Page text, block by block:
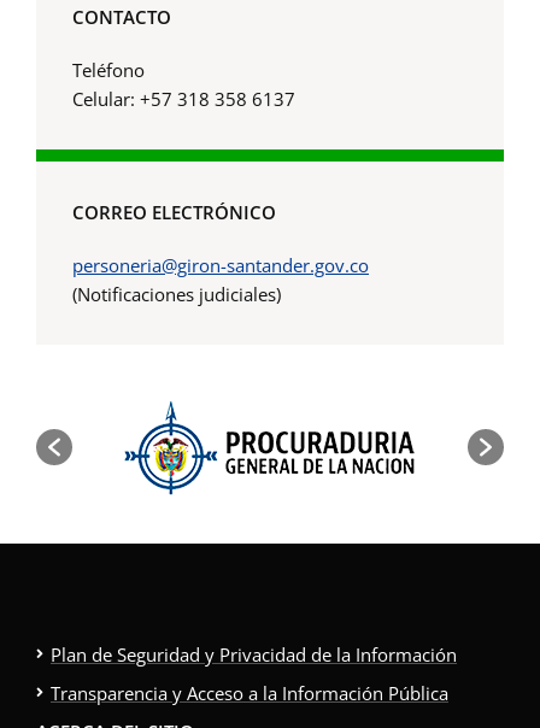
CONTACTO
Teléfono
Celular: +57 318 358 6137
CORREO ELECTRÓNICO
personeria@giron-santander.gov.co
(Notificaciones judiciales)
Plan de Seguridad y Privacidad de la Información
Transparencia y Acceso a la Información Pública